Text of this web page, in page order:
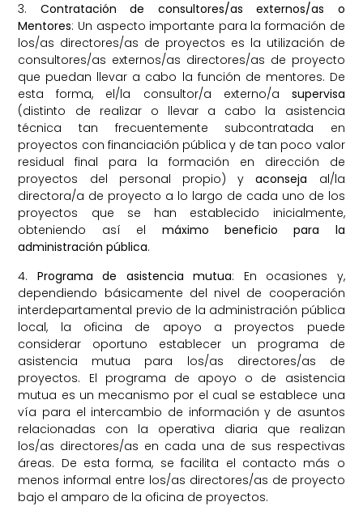
3. Contratación de consultores/as externos/as o
Mentores: Un aspecto importante para la formación de
los/as directores/as de proyectos es la utilización de
consultores/as externos/as directores/as de proyecto
que puedan llevar a cabo la función de mentores. De
esta forma, el/la consultor/a externo/a supervisa
(distinto de realizar o llevar a cabo la asistencia
técnica tan frecuentemente subcontratada en
proyectos con financiación pública y de tan poco valor
residual final para la formación en dirección de
proyectos del personal propio) yaconseja al/la
directora/a de proyecto a lo largo de cada uno de los
proyectos que se han establecido inicialmente,
obteniendo así el máximo beneficio para la
administración pública.
4. Programa de asistencia mutua: En ocasiones y,
dependiendo básicamente del nivel de cooperación
interdepartamental previo de la administración pública
local, la oficina de apoyo a proyectos puede
considerar oportuno establecer un programa de
asistencia mutua para los/as directores/as de
proyectos. El programa de apoyo o de asistencia
mutua es un mecanismo por el cual se establece una
vía para el intercambio de información y de asuntos
relacionadas con la operativa diaria que realizan
los/as directores/as en cada una de sus respectivas
áreas. De esta forma, se facilita el contacto más o
menos informal entre los/as directores/as de proyecto
bajo el amparo de la oficina de proyectos.